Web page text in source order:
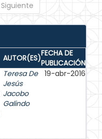
Siguiente
AUTOR(ES)FECHA DE
PUBLICACIÓN
Teresa De
Jesús
Jacobo
Galindo
19-abr-2016